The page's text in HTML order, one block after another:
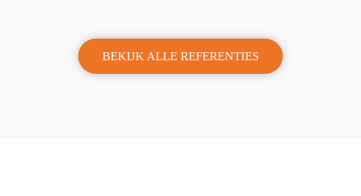
BEKIJK ALLE REFERENTIES